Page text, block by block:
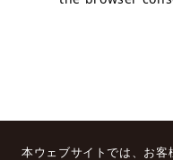
本ウェブサイトでは、お